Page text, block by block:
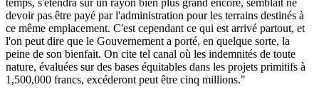
temps, s'étendra sur un rayon bien plus grand encore, semblait ne
devoir pas être payé par l'administration pour les terrains destinés à
ce même emplacement. C'est cependant ce qui est arrivé partout, et
l'on peut dire que le Gouvernement a porté, en quelque sorte, la
peine de son bienfait. On cite tel canal où les indemnités de toute
nature, évaluées sur des bases équitables dans les projets primitifs à
1,500,000 francs, excéderont peut être cinq millions."